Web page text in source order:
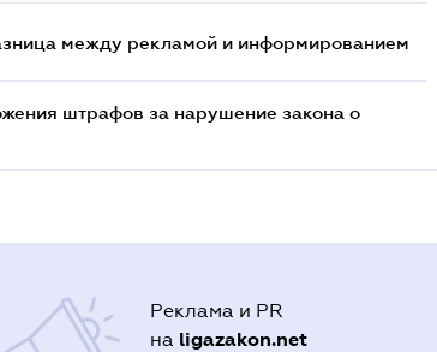
между рекламой и информированием
штрафов за нарушение закона о
Реклама и PR
на ligazakon.net